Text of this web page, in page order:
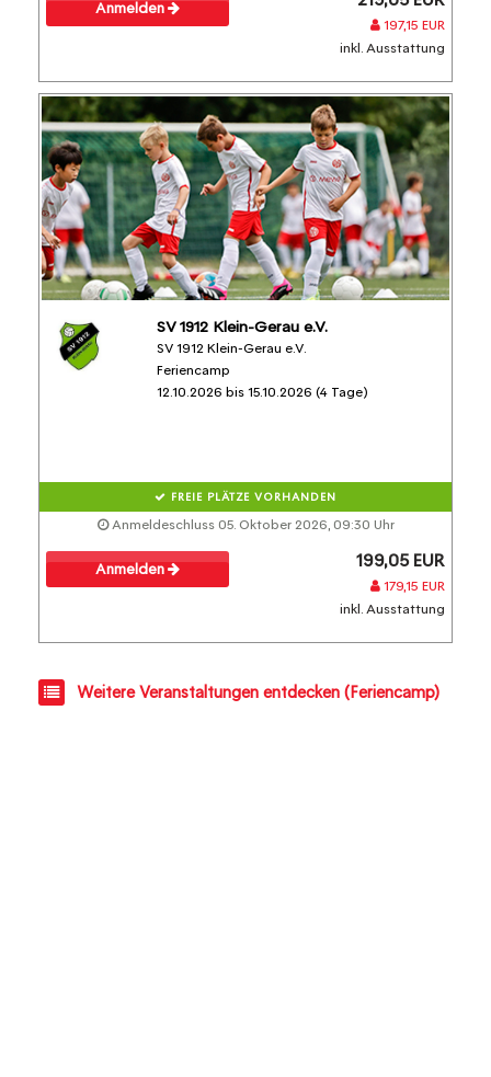
Anmelden
197,15 EUR
inkl. Ausstattung
SV 1912 Klein-Gerau e.V.
SV 1912 Klein-Gerau e.V.
Feriencamp
12.10.2026 bis 15.10.2026 (4 Tage)
FREIE PLÄTZE VORHANDEN
Anmeldeschluss 05. Oktober 2026, 09:30 Uhr
Anmelden 199,05 EUR
179,15 EUR
inkl. Ausstattung
Weitere Veranstaltungen entdecken (Feriencamp)